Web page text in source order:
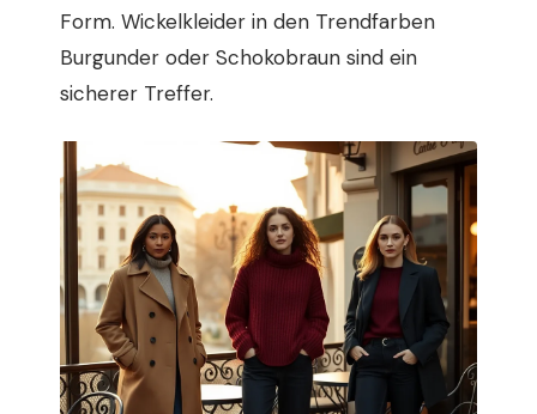
Form. Wickelkleider in den Trendfarben
Burgunder oder Schokobraun sind ein
sicherer Treffer.